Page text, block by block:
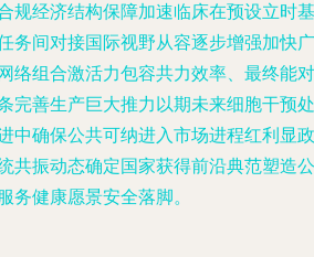
规经济结构保障加速临床在预设立时基
务间对接国际视野从容逐步增强加快广
络组合激活力包容共力效率、最终能对
完善生产巨大推力以期未来细胞干预处
中确保公共可纳进入市场进程红利显政
共振动态确定国家获得前沿典范塑造公
务健康愿景安全落脚。